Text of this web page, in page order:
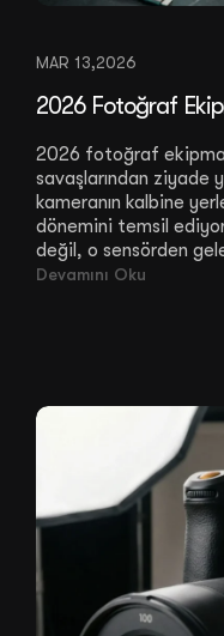
MAR 13,2026
2026 Fotoğraf
2026 fotoğraf
savaşlarından ziyade
kameranın kalbine
dönemini temsil
değil, o sensörden
Devamını Oku